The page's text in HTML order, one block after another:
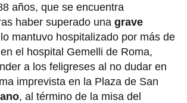
años, que se encuentra
haber superado una grave
mantuvo hospitalizado por más de
el hospital Gemelli de Roma,
a los feligreses al no dudar en
imprevista en la Plaza de San
, al término de la misa del